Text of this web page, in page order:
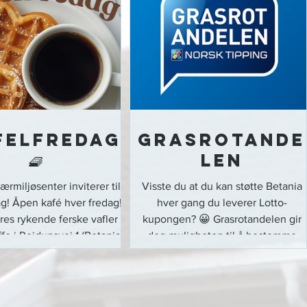
🧇
inviterer til
Åpen kafé hver fredag!
rykende ferske vafler
i Reidunsvei 1 (Betania
Vaffelfredag har tatt
men er tilbake i høst
i Nærmiljøsenteret sin
Grasrotande
len
Visste du at du kan støtte Betania
hver gang du leverer Lotto-
kupongen? 😀 Grasrotandelen gir
deg muligheten til å bestemme
hvem som skal få en del av Norsk